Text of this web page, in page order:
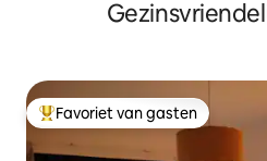
Topfavoriet van gasten
Favoriet van gasten